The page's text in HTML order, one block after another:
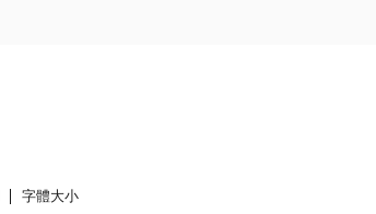
字體大小